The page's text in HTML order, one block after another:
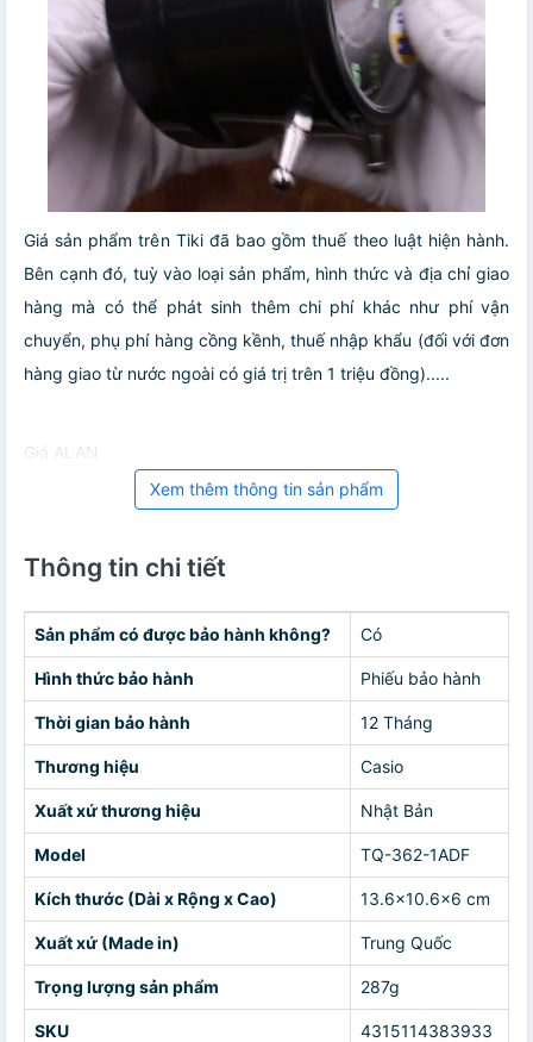
Giá sản phẩm trên Tiki đã bao gồm thuế theo luật hiện hành.
Bên cạnh đó, tuỳ vào loại sản phẩm, hình thức và địa chỉ giao
hàng mà có thể phát sinh thêm chi phí khác như phí vận
chuyển, phụ phí hàng cồng kềnh, thuế nhập khẩu (đối với đơn
hàng giao từ nước ngoài có giá trị trên 1 triệu đồng).....
Giá ALAN
Xem thêm thông tin sản phẩm
Thông tin chi tiết
Sản phẩm có được bảo hành không? Có
Hình thức bảo hành Phiếu bảo hành
Thời gian bảo hành 12 Tháng
Thương hiệu Casio
Xuất xứ thương hiệu Nhật Bản
Model TQ-362-1ADF
Kích thước (Dài x Rộng x Cao) 13.6×10.6×6 cm
Xuất xứ (Made in) Trung Quốc
Trọng lượng sản phẩm 287g
SKU 4315114383933